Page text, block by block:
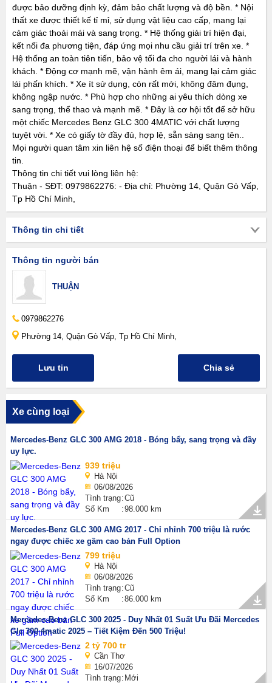
được bảo dưỡng định kỳ, đảm bảo chất lượng và độ bền. * Nội
thất xe được thiết kế tỉ mỉ, sử dụng vật liệu cao cấp, mang lại
cảm giác thoải mái và sang trọng. * Hệ thống giải trí hiện đại,
kết nối đa phương tiện, đáp ứng mọi nhu cầu giải trí trên xe. *
Hệ thống an toàn tiên tiến, bảo vệ tối đa cho người lái và hành
khách. * Động cơ mạnh mẽ, vận hành êm ái, mang lại cảm giác
lái phấn khích. * Xe ít sử dụng, còn rất mới, không đâm đụng,
không ngập nước. * Phù hợp cho những ai yêu thích dòng xe
sang trọng, thể thao và mạnh mẽ. * Đây là cơ hội tốt để sở hữu
một chiếc Mercedes Benz GLC 300 4MATIC với chất lượng
tuyệt vời. * Xe có giấy tờ đầy đủ, hợp lệ, sẵn sàng sang tên..
Mọi người quan tâm xin liên hệ số điện thoại để biết thêm thông
tin.
Thông tin chi tiết vui lòng liên hệ:
Thuận - SĐT: 0979862276: - Địa chỉ: Phường 14, Quận Gò Vấp,
Tp Hồ Chí Minh,
Thông tin chi tiết
Thông tin người bán
THUẬN
0979862276
Phường 14, Quận Gò Vấp, Tp Hồ Chí Minh,
Lưu tin Chia sẻ
Xe cùng loại
Mercedes-Benz GLC 300 AMG 2018 - Bóng bẩy, sang trọng và đầy
uy lực.
939 triệu
Hà Nội
06/08/2026
Tình trạng Cũ
Số Km
98.000 km
Mercedes-Benz GLC 300 AMG 2017 - Chỉ nhỉnh 700 triệu là rước
ngay được chiếc xe gầm cao bản Full Option
799 triệu
Hà Nội
06/08/2026
Tình trạng Cũ
Số Km
86.000 km
Mercedes-Benz GLC 300 2025 - Duy Nhất 01 Suất Ưu Đãi Mercedes
Glc 300 4matic 2025 – Tiết Kiệm Đến 500 Triệu!
2 tỷ 700 tr
Cần Thơ
16/07/2026
Tình trạng Mới